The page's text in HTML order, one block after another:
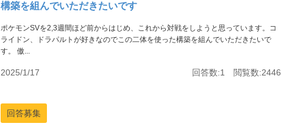
構築を組んでいただきたいです
ポケモンSVを2,3週間ほど前からはじめ、これから対戦をしようと思っています。コ
ライドン、ドラパルトが好きなのでこの二体を使った構築を組んでいただきたいで
す。 傲...
2025/1/17 回答数:1 閲覧数:2446
回答募集